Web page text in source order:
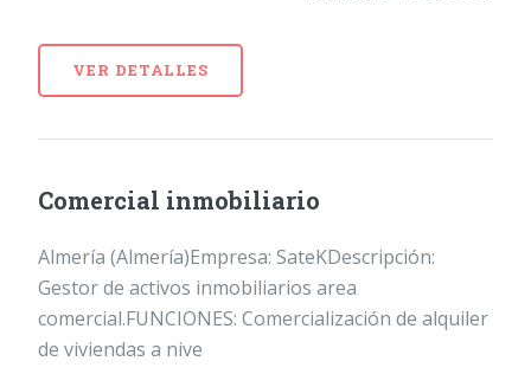
VER DETALLES
Comercial inmobiliario
Almería (Almería)Empresa: SateKDescripción:
Gestor de activos inmobiliarios area
comercial.FUNCIONES: Comercialización de alquiler
de viviendas a nive